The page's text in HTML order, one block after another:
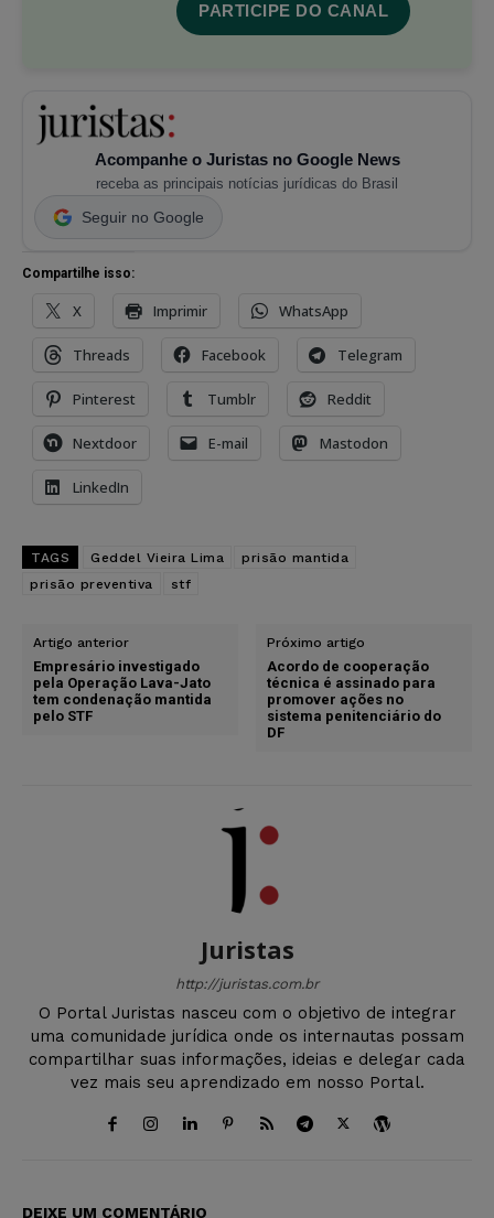
PARTICIPE DO CANAL
Acompanhe o Juristas no Google News
receba as principais notícias jurídicas do Brasil
Seguir no Google
Compartilhe isso:
X Imprimir WhatsApp
Threads Facebook Telegram
Pinterest Tumblr Reddit
Nextdoor E-mail Mastodon
LinkedIn
TAGS Geddel Vieira Lima
prisão mantida
prisão preventiva
stf
Artigo anterior
Empresário investigado
pela Operação Lava-Jato
tem condenação mantida
pelo STF
Próximo artigo
Acordo de cooperação
técnica é assinado para
promover ações no
sistema penitenciário do
DF
Juristas
http://juristas.com.br
O Portal Juristas nasceu com o objetivo de integrar
uma comunidade jurídica onde os internautas possam
compartilhar suas informações, ideias e delegar cada
vez mais seu aprendizado em nosso Portal.
DEIXE UM COMENTÁRIO